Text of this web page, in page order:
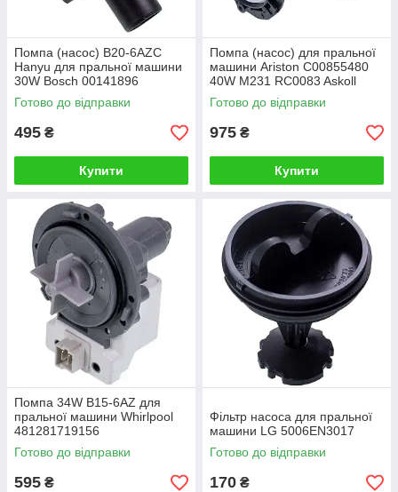
Помпа (насос) B20-6AZC
Hanyu для пральної машини
30W Bosch 00141896
Готово до відправки
495 ₴
Купити
Помпа (насос) для пральної
машини Ariston C00855480
40W M231 RC0083 Askoll
Готово до відправки
975 ₴
Купити
Помпа 34W B15-6AZ для
пральної машини Whirlpool
481281719156
Готово до відправки
595 ₴
Фільтр насоса для пральної
машини LG 5006EN3017
Готово до відправки
170 ₴